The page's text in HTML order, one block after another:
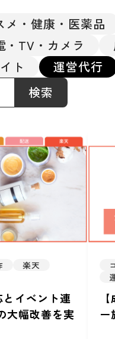
メ・健康・医薬品
・TV・カメラ
ト 運営代行
検索
楽天
とイベント連
大幅改善を実
ー